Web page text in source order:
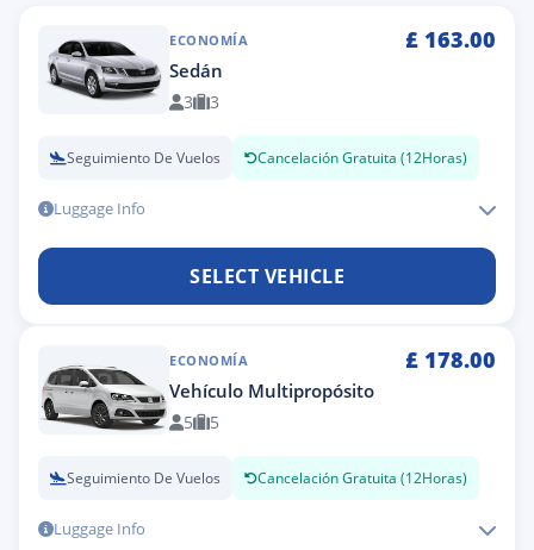
ECONOMÍA £ 163.00
Sedán
3 3
Seguimiento De Vuelos Cancelación Gratuita (12Horas)
Luggage Info
SELECT VEHICLE
ECONOMÍA £ 178.00
Vehículo Multipropósito
5 5
Seguimiento De Vuelos Cancelación Gratuita (12Horas)
Luggage Info